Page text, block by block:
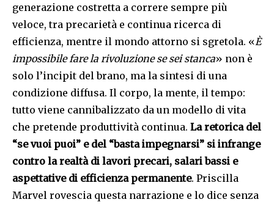
generazione costretta a correre sempre più
veloce, tra precarietà e continua ricerca di
efficienza, mentre il mondo attorno si sgretola. «È
impossibile fare la rivoluzione se sei stanca» non è
solo l’incipit del brano, ma la sintesi di una
condizione diffusa. Il corpo, la mente, il tempo:
tutto viene cannibalizzato da un modello di vita
che pretende produttività continua. La retorica del
“se vuoi puoi” e del “basta impegnarsi” si infrange
contro la realtà di lavori precari, salari bassi e
aspettative di efficienza permanente. Priscilla
Marvel rovescia questa narrazione e lo dice senza